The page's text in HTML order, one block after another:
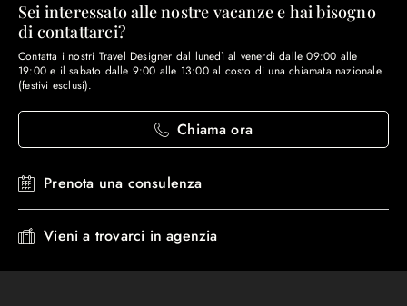
Sei interessato alle nostre vacanze e hai bisogno
di contattarci?
Contatta i nostri Travel Designer dal lunedì al venerdì dalle 09:00 alle
19:00 e il sabato dalle 9:00 alle 13:00 al costo di una chiamata nazionale
(festivi esclusi).
Chiama ora
Prenota una consulenza
Vieni a trovarci in agenzia